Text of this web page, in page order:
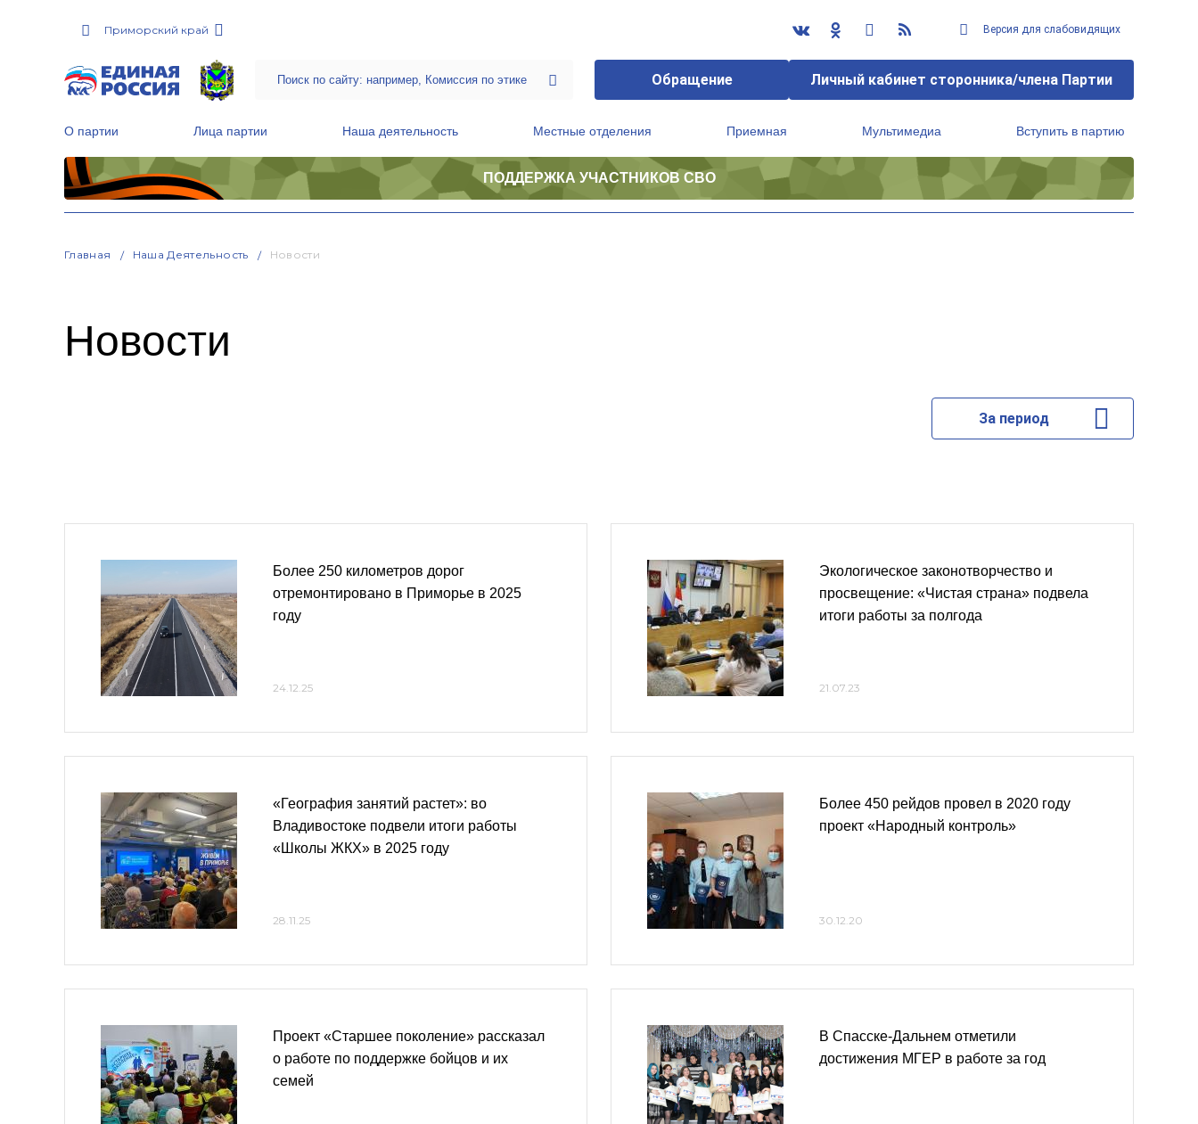
Приморский край Версия для слабовидящих
Обращение Личный кабинет сторонника/члена Партии
О партии Лица партии Наша деятельность Местные отделения Приемная Мультимедиа Вступить в партию
ПОДДЕРЖКА УЧАСТНИКОВ СВО
Главная Наша Деятельность Новости
Новости
За период
Более 250 километров дорог
отремонтировано в Приморье в 2025
году
24.12.25
«География занятий растет»: во
Владивостоке подвели итоги работы
«Школы ЖКХ» в 2025 году
28.11.25
Проект «Старшее поколение» рассказал
о работе по поддержке бойцов и их
семей
Экологическое законотворчество и
просвещение: «Чистая страна» подвела
итоги работы за полгода
21.07.23
Более 450 рейдов провел в 2020 году
проект «Народный контроль»
30.12.20
В Спасске-Дальнем отметили
достижения МГЕР в работе за год